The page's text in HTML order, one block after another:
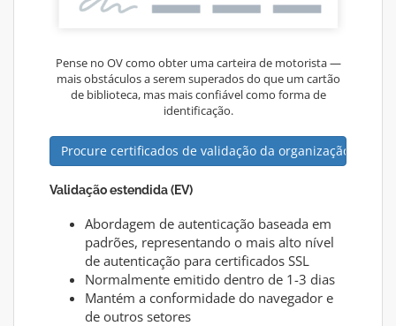
Pense no OV como obter uma carteira de motorista —
mais obstáculos a serem superados do que um cartão
de biblioteca, mas mais confiável como forma de
identificação.
Procure certificados de validação da organização
Validação estendida (EV)
Abordagem de autenticação baseada em
padrões, representando o mais alto nível
de autenticação para certificados SSL
Normalmente emitido dentro de 1-3 dias
Mantém a conformidade do navegador e
de outros setores